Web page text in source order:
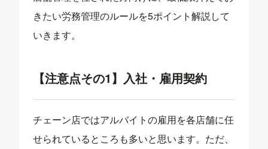
きたい労務管理のルールを5ポイント解説して
いきます。
【注意点その1】入社・雇用契約
チェーン店ではアルバイトの雇用を各店舗に任
せられているところも多いと思います。ただ、